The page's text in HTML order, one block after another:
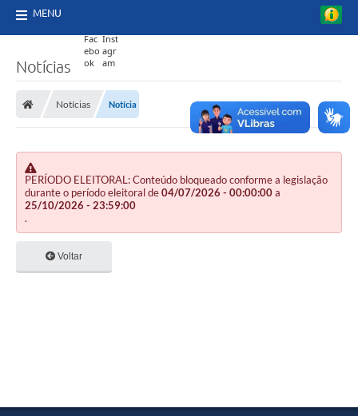
MENU
Notícias
Notícias Notícia
PERÍODO ELEITORAL: Conteúdo bloqueado conforme a legislação
durante o período eleitoral de04/07/2026 - 00:00:00a
25/10/2026 - 23:59:00
.
Voltar